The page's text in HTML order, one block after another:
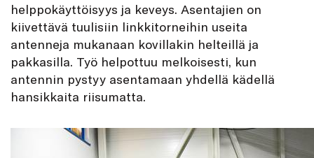
helppokäyttöisyys ja keveys. Asentajien on
kiivettävä tuulisiin linkkitorneihin useita
antenneja mukanaan kovillakin helteillä ja
pakkasilla. Työ helpottuu melkoisesti, kun
antennin pystyy asentamaan yhdellä kädellä
hansikkaita riisumatta.